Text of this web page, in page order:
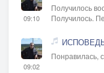
09:10
Получилось
Получилось.
09:02
Понравилась,